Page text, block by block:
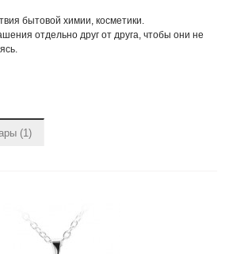
бытовой химии, косметики.
отдельно друг от друга, чтобы они не
(1)